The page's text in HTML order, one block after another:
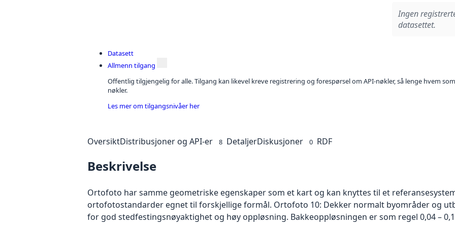
Ingen
datasettet.
Datasett
Allmenn tilgang
Offentlig tilgjengelig for alle. Tilgang kan likevel kreve registrering og forespørsel om API-nøkler, så lenge hvem
nøkler.
Les mer om tilgangsnivåer her
OversiktDistribusjoner og API-er 8 DetaljerDiskusjoner 0 RDF
Beskrivelse
Ortofoto har samme geometriske egenskaper som et kart og kan knyttes til et
ortofotostandarder egnet til forskjellige formål. Ortofoto 10: Dekker normalt byområder og
for god stedfestingsnøyaktighet og høy oppløsning. Bakkeoppløsningen er som regel 0,04 –